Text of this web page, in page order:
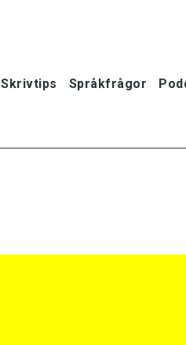
Skrivtips Språkfrågor